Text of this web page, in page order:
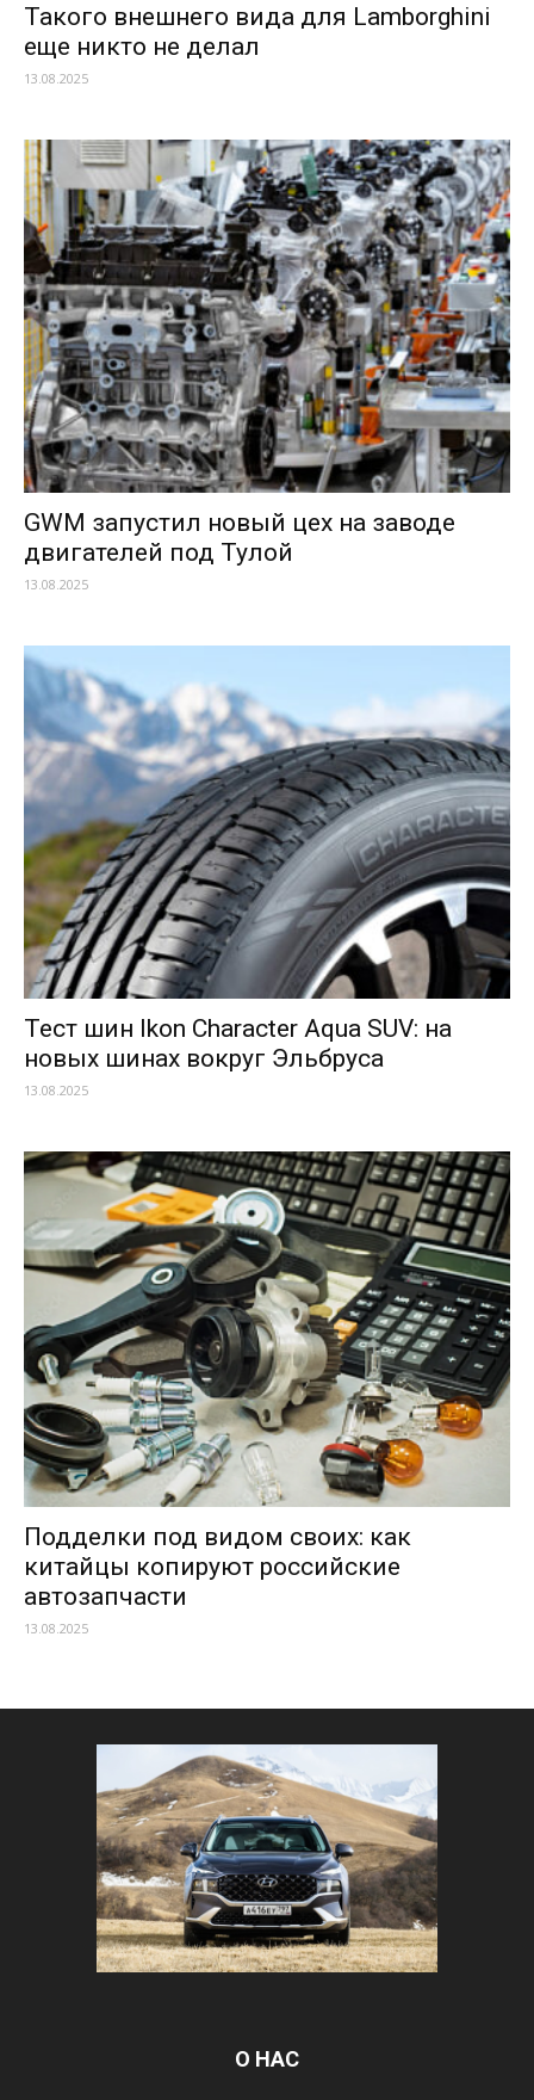
Такого внешнего вида для Lamborghini
еще никто не делал
13.08.2025
GWM запустил новый цех на заводе
двигателей под Тулой
13.08.2025
Тест шин Ikon Character Aqua SUV: на
новых шинах вокруг Эльбруса
13.08.2025
Подделки под видом своих: как
китайцы копируют российские
автозапчасти
13.08.2025
О НАС